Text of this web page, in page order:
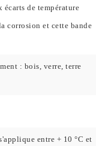
de température
corrosion et cette bande
: bois, verre, terre
entre + 10 °C et